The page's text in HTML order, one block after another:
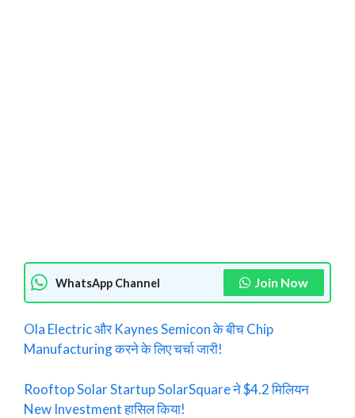
WhatsApp Channel Join Now
Ola Electric और Kaynes Semicon के बीच Chip
Manufacturing करने के लिए चर्चा जारी!
Rooftop Solar Startup SolarSquare ने $4.2 मिलियन
New Investment हासिल किया!